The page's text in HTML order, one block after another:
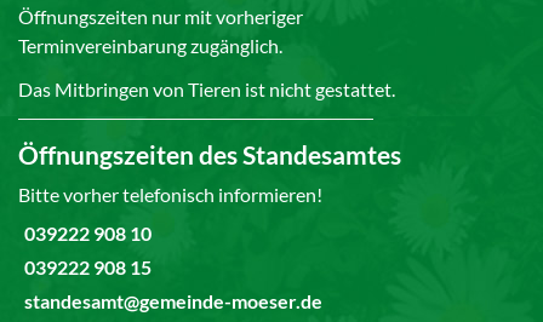
Öffnungszeiten nur mit vorheriger
Terminvereinbarung zugänglich.
Das Mitbringen von Tieren ist nicht gestattet.
Öffnungszeiten des Standesamtes
Bitte vorher telefonisch informieren!
039222 908 10
039222 908 15
standesamt@gemeinde-moeser.de